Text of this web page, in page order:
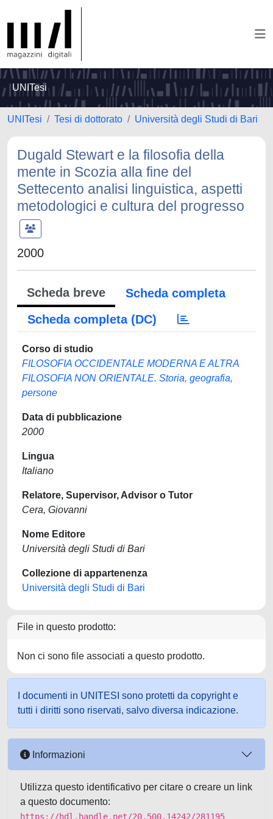
UNITesi
UNITesi Tesi di dottorato Università degli Studi di Bari
Dugald Stewart e la filosofia della
mente in Scozia alla fine del
Settecento analisi linguistica, aspetti
metodologici e cultura del progresso
2000
Scheda breve
Scheda completa
Scheda completa (DC)
Corso di studio
FILOSOFIA OCCIDENTALE MODERNA E ALTRA
FILOSOFIA NON ORIENTALE. Storia, geografia,
persone
Data di pubblicazione
2000
Lingua
Italiano
Relatore, Supervisor, Advisor o Tutor
Cera, Giovanni
Nome Editore
Università degli Studi di Bari
Collezione di appartenenza
Università degli Studi di Bari
File in questo prodotto:
Non ci sono file associati a questo prodotto.
I documenti in UNITESI sono protetti da copyright e
tutti i diritti sono riservati, salvo diversa indicazione.
Informazioni
Utilizza questo identificativo per citare o creare un link
a questo documento:
https://hdl.handle.net/20.500.14242/281195